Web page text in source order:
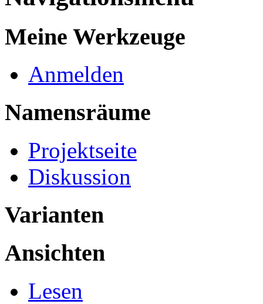
Meine Werkzeuge
Anmelden
Namensräume
Projektseite
Diskussion
Varianten
Ansichten
Lesen